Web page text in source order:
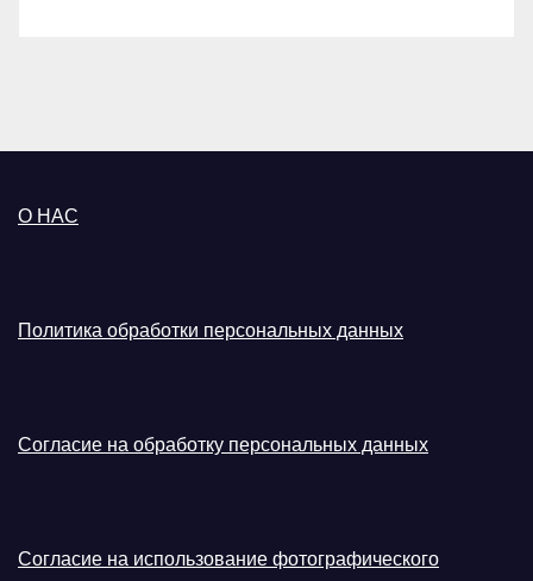
О НАС
Политика обработки персональных данных
Согласие на обработку персональных данных
Согласие на использование фотографического